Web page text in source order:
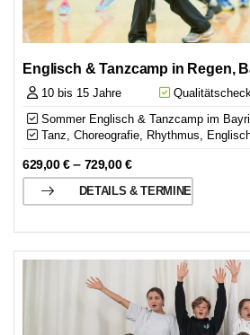
Englisch & Tanzcamp in Regen,
10 bis 15 Jahre Qualitätscheck
Sommer Englisch & Tanzcamp im
Tanz, Choreografie, Rhythmus,
629,00€– 729,00€
DETAILS & TERMINE